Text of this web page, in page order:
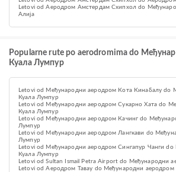
Letovi od Aеродром Амстердам Схипхол do
Алија
Popularne rute po aerodromima do
Куала Лумпур
Letovi od Међународни аеродром Кота Кинабалу do
Куала Лумпур
Letovi od Међународни аеродром Сукарно Хата do
Куала Лумпур
Letovi od Међународни аеродром Качинг do
Лумпур
Letovi od Међународни аеродром Лангкави do
Лумпур
Letovi od Међународни аеродром Сингапур Чанги
Куала Лумпур
Letovi od Sultan Ismail Petra Airport do Међународни
Letovi od Aеродром Тавау do Међународни аеродром